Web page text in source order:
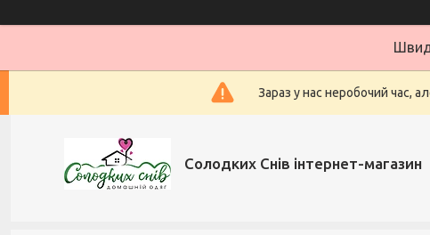
Зараз у нас неробочий час,
Солодких Снів інтернет-магазин